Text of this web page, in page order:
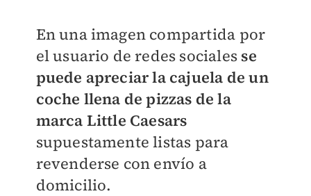
En una imagen compartida por
el usuario de redes sociales se
puede apreciar la cajuela de un
coche llena de pizzas de la
marca Little Caesars
supuestamente listas para
revenderse con envío a
domicilio.